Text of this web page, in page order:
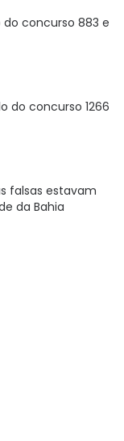
do concurso 883 e
do concurso 1266
falsas estavam
da Bahia